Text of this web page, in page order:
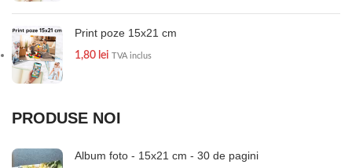
Print poze 15x21 cm
1,80 lei TVA inclus
PRODUSE NOI
Album foto - 15x21 cm - 30 de pagini